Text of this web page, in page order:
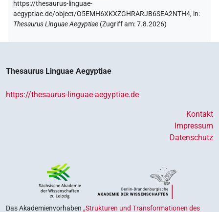
https://thesaurus-linguae-
aegyptiae.de/object/O5EMH6XKXZGHRARJB6SEA2NTH4, in:
Thesaurus Linguae Aegyptiae (Zugriff am:7.8.2026)
Thesaurus Linguae Aegyptiae
https://thesaurus-linguae-aegyptiae.de
Kontakt
Impressum
Datenschutz
Das Akademienvorhaben „Strukturen und Transformationen des